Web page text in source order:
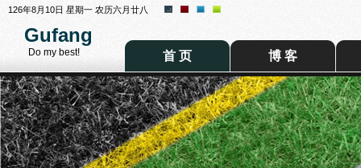
126年8月10日 星期一 农历六月廿八
Gufang
Do my best! 首 页 博 客